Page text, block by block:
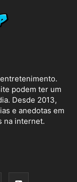
podem ter um
Desde 2013,
e anedotas em
na internet.